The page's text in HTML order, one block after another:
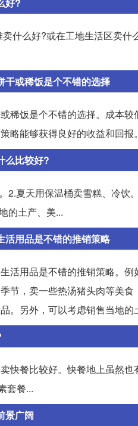
什么好?或在工地生活区卖
干或稀饭是个不错的选择
稀饭是个不错的选择。成本
略能够获得良好的收益和回报。
么比较好?
2.夏天用保温桶卖雪糕、冷饮
的土产、美...
活用品是不错的推销策略
活用品是不错的推销策略。
节，卖一些热汤猪头肉等美
。另外，可以考虑销售当地的
快餐比较好。快餐地上虽然
套餐...
景广阔